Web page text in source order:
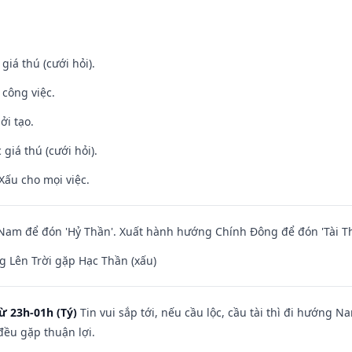
giá thú (cưới hỏi).
việc.
tạo.
giá thú (cưới hỏi).
cho mọi việc.
để đón 'Hỷ Thần'. Xuất hành hướng Chính Đông để đón 'Tài
Lên Trời gặp Hạc Thần (xấu)
23h-01h (Tý) Tin vui sắp tới, nếu cầu lộc, cầu tài thì đi hướng
gặp thuận lợi.